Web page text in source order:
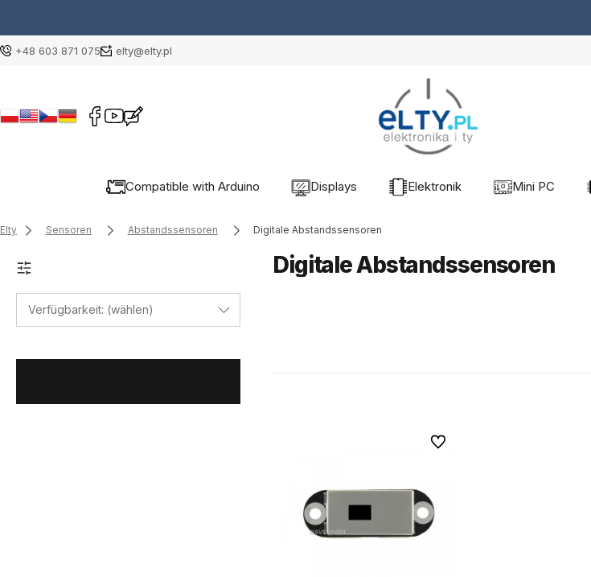
+48 603 871 075 elty@elty.pl
Compatible with Arduino Displays Elektronik Mini PC
Elty Sensoren Abstandssensoren Digitale Abstandssensoren
Verfügbarkeit: (wählen)
Digitale Abstandssensoren
Zu Favoriten